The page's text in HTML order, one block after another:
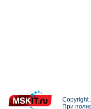
Copyright
При